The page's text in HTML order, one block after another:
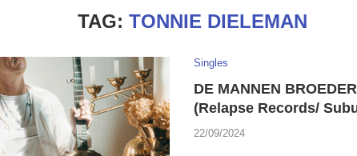
TAG:TONNIE DIELEMAN
Singles
DE MANNEN
(Relapse Records/
22/09/2024